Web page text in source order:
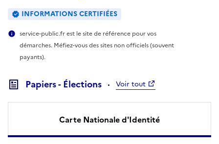
INFORMATIONS CERTIFIÉES
service-public.fr est le site de référence pour vos
démarches. Méfiez-vous des sites non officiels (souvent
payants).
Papiers - Élections Voir tout
Carte Nationale d'Identité